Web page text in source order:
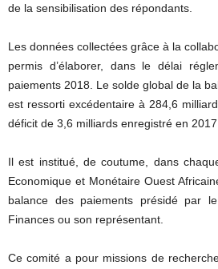
de la sensibilisation des répondants.
Les données collectées grâce à la
permis d’élaborer, dans le délai
paiements 2018. Le solde global de la
est ressorti excédentaire à 284,6
déficit de 3,6 milliards enregistré en 2017.
Il est institué, de coutume, dans
Economique et Monétaire Ouest
balance des paiements présidé par
Finances ou son représentant.
Ce comité a pour missions de